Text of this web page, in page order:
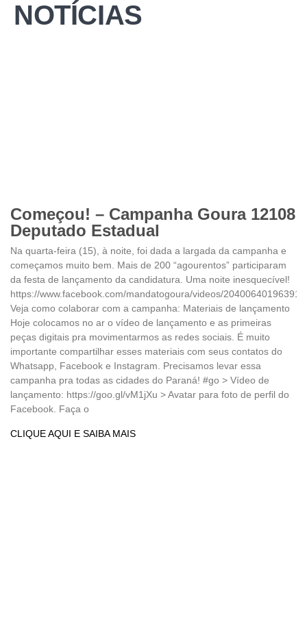
NOTÍCIAS
Começou! – Campanha Goura 12108
Deputado Estadual
Na quarta-feira (15), à noite, foi dada a largada da campanha e
começamos muito bem. Mais de 200 “agourentos” participaram
da festa de lançamento da candidatura. Uma noite inesquecível!
https://www.facebook.com/mandatogoura/videos/
Veja como colaborar com a campanha: Materiais de lançamento
Hoje colocamos no ar o vídeo de lançamento e as primeiras
peças digitais pra movimentarmos as redes sociais. É muito
importante compartilhar esses materiais com seus contatos do
Whatsapp, Facebook e Instagram. Precisamos levar essa
campanha pra todas as cidades do Paraná! #go > Vídeo de
lançamento: https://goo.gl/vM1jXu > Avatar para foto de perfil do
Facebook. Faça o
CLIQUE AQUI E SAIBA MAIS